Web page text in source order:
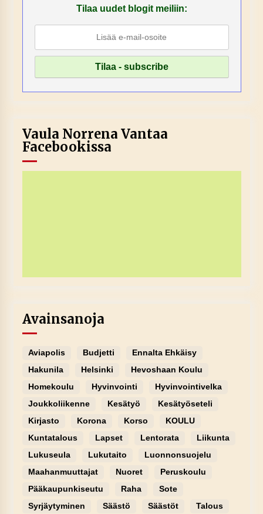
Tilaa uudet blogit meiliin:
Vaula Norrena Vantaa
Facebookissa
Avainsanoja
Aviapolis Budjetti
Ennalta Ehkäisy
Hakunila
Helsinki
Hevoshaan Koulu
Homekoulu
Hyvinvointi
Hyvinvointivelka
Joukkoliikenne
Kesätyö
Kesätyöseteli
Kirjasto
Korona Korso
KOULU
Kuntatalous
Lapset Lentorata
Liikunta
Lukuseula
Lukutaito
Luonnonsuojelu
Maahanmuuttajat
Nuoret
Peruskoulu
Pääkaupunkiseutu
Raha
Sote
Syrjäytyminen
Säästö Säästöt
Talous